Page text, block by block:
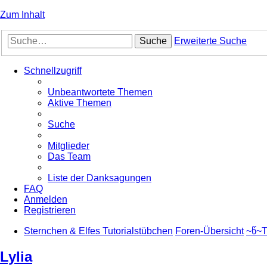
Zum Inhalt
Suche Erweiterte Suche
Schnellzugriff
Unbeantwortete Themen
Aktive Themen
Suche
Mitglieder
Das Team
Liste der Danksagungen
FAQ
Anmelden
Registrieren
Sternchen & Elfes Tutorialstübchen Foren-Übersicht
Lylia